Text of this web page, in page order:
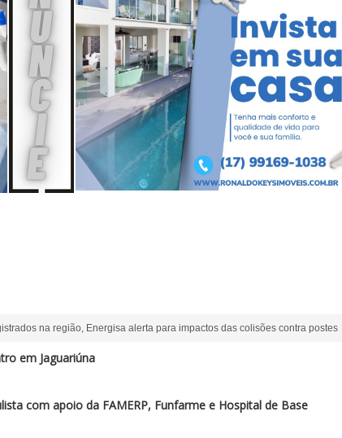
na região, Energisa alerta para impactos das colisões contra postes
em Jaguariúna
com apoio da FAMERP, Funfarme e Hospital de Base